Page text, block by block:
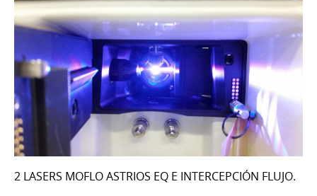
2 LASERS MOFLO ASTRIOS EQ E INTERCEPCIÓN FLUJO.